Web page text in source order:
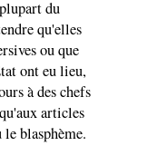
du
qu'elles
ou que
ont eu lieu,
à des chefs
articles
blasphème.